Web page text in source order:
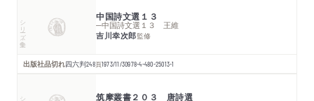
シリーズ・全集 中国詩文選１３
─中国詩文選１３ 王維
吉川幸次郎監修
出版社品切れ四六判248頁1973/11/30978-4-480-25013-1
筑摩叢書２０３ 唐詩選